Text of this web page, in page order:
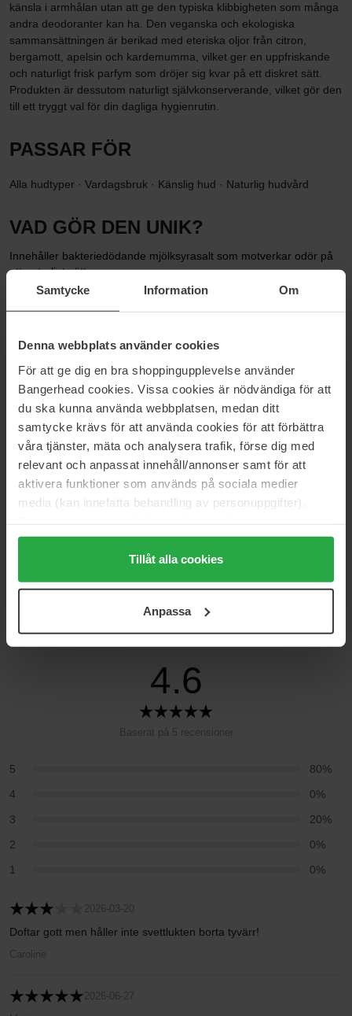
Samtycke Information Om
Denna webbplats använder cookies
För att ge dig en bra shoppingupplevelse använder
Bangerhead cookies. Vissa cookies är nödvändiga för att
du ska kunna använda webbplatsen, medan ditt
samtycke krävs för att använda cookies för att förbättra
våra tjänster, mäta och analysera trafik, förse dig med
relevant och anpassat innehåll/annonser samt för att
aktivera funktioner som används på sociala medier
media (kan innefatta behandling av personuppgifter).
Genom att trycka på "Tillåt alla cookies" accepterar du
alla cookies, medan du under "Detaljer" kan anpassa
användningen av cookies. Du kan när som helst återkalla
samt vår Integritetspolicy.
Tillåt alla cookies
Anpassa
känsla i armhålan utan att ge den typiska klibbigheten som många
andra deodoranter kan ha. Den veganska och ekologiska
sammansättningen är berikad med eteriska oljor från citron,
bergamott, apelsin och kardemumma, vilket ger en uppfriskande
och naturligt frisk parfym som dröjer sig kvar på ett diskret sätt.
Produkten är dessutom naturligt självkonserverande, vilket gör den
till ett tryggt val för din dagliga hygienrutin.
PASSAR FÖR
Alla hudtyper · Vardagsbruk · Känslig hud · Naturlig hudvård
VAD GÖR DEN UNIK?
Innehåller bakteriedödande mjölksyrasalt som motverkar odör på
ett naturligt sätt
Helt fri från aluminiumklorid och triklosan för en skonsammare
självkonserverande
Storlek: 60 ml
Kategorier:
Startsida
Hudvård
Kroppsvård
Damdeodorant
Deo Roll-On Beautiful
Frågor & svar (0)
4.6
Baserat på 5 recensioner
5
80%
4
0%
3
20%
2
0%
1
0%
2026-03-20
Doftar gott men håller inte svettlukten borta tyvärr!
Caroline
2026-06-27